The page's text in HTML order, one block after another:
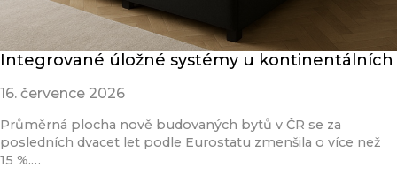
Integrované úložné systémy u kontinentálních
16. července 2026
Průměrná plocha nově budovaných bytů v ČR se za
posledních dvacet let podle Eurostatu zmenšila o více než
15 %.…